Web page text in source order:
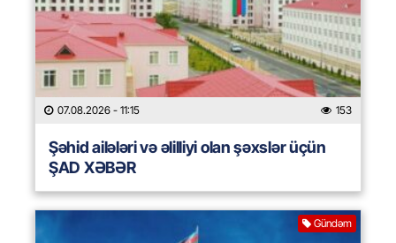
07.08.2026 - 11:15 153
Şəhid ailələri və əlilliyi olan şəxslər üçün
ŞAD XƏBƏR
Gündəm